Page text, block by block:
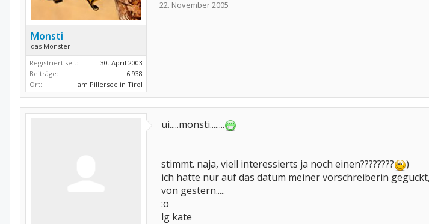
Monsti
das Monster
Registriert seit:
30. April 2003
Beiträge:
6.938
Ort:
am Pillersee in Tirol
22. November 2005
ui.....monsti........
stimmt. naja, viell interessierts ja noch einen????????
)
ich hatte nur auf das datum meiner vorschreiberin
von gestern.....
:o
lg kate